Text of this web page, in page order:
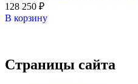
128 250 ₽
В корзину
Страницы сайта